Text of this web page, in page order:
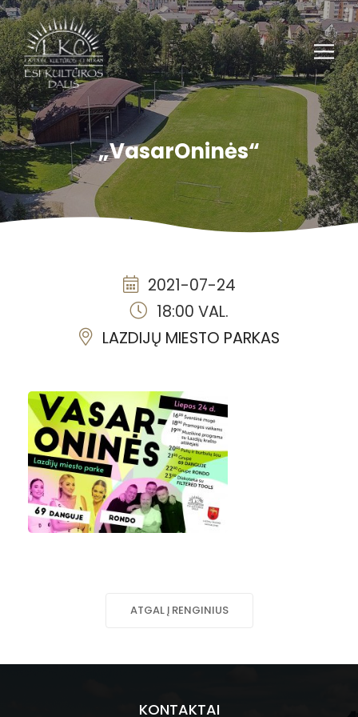
„VasarOninės“
2021-07-24
18:00 VAL.
LAZDIJŲ MIESTO PARKAS
ATGAL Į RENGINIUS
KONTAKTAI